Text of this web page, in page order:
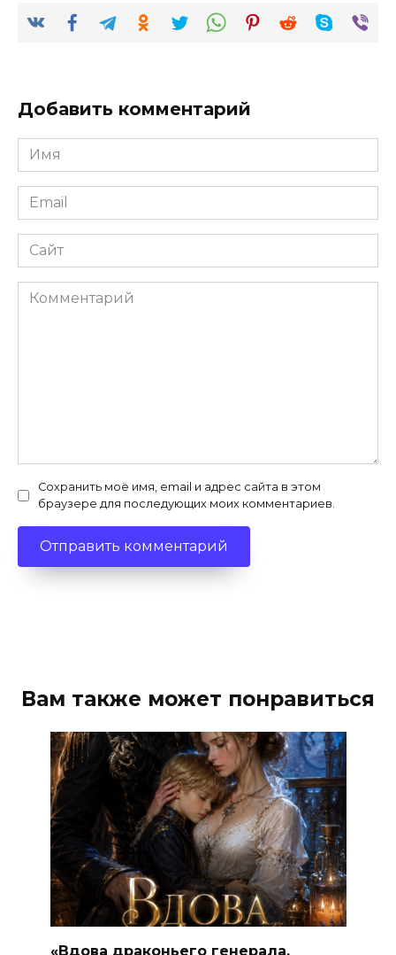
Добавить комментарий
Имя
*
Email
*
Сайт
Комментарий
Сохранить моё имя, email и адрес сайта в этом
браузере для последующих моих комментариев.
Вам также может понравиться
«Вдова драконьего генерала.